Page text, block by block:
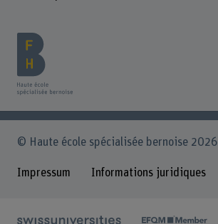
© Haute école spécialisée bernoise 2026
Impressum Informations juridiques